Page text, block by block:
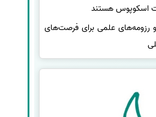
اسکوپوس هستند
و رزومه‌های علمی برای فرصت‌های